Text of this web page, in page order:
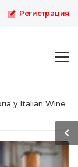
Регистрация
у Italian Wine